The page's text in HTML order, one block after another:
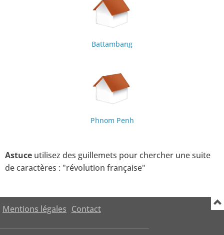
Battambang
Phnom Penh
Astuce utilisez des guillemets pour chercher une suite
de caractères : "révolution française"
Mentions légales Contact